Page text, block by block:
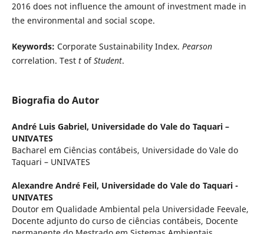
2016 does not influence the amount of investment made in
the environmental and social scope.
Keywords: Corporate Sustainability Index. Pearson
correlation. Test tofStudent.
Biografia do Autor
André Luis Gabriel, Universidade do Vale do Taquari –
UNIVATES
Bacharel em Ciências contábeis, Universidade do Vale do
Taquari – UNIVATES
Alexandre André Feil, Universidade do Vale do Taquari -
UNIVATES
Doutor em Qualidade Ambiental pela Universidade Feevale,
Docente adjunto do curso de ciências contábeis, Docente